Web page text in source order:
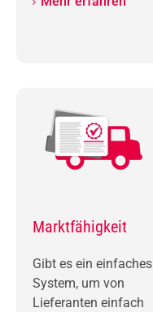
Marktfähigkeit
Gibt es ein einfaches
System, um von
Lieferanten einfach